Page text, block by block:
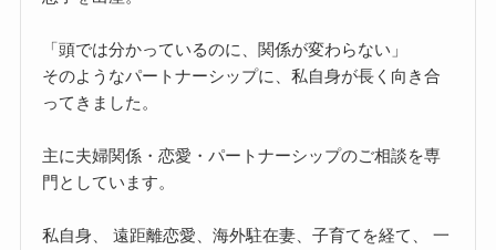
「頭では分かっているのに、関係が変わらない」
そのようなパートナーシップに、私自身が長く向き合
ってきました。
主に夫婦関係・恋愛・パートナーシップのご相談を専
門としています。
私自身、 遠距離恋愛、海外駐在妻、子育てを経て、 一